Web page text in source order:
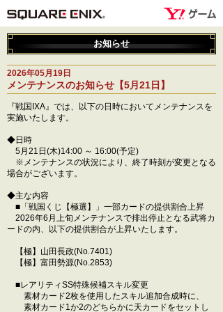
お知らせ
2026年05月19日
メンテナンスのお知らせ【5月21日】
『戦国IXA』では、以下の日時においてメンテナンスを
実施いたします。
◆日時
5月21日(木)14:00 ～ 16:00(予定)
※メンテナンスの状況により、終了時刻が変更となる
場合がございます。
◆主な内容
■「戦国くじ【極選】」一部カードの提供割合上昇
2026年6月上旬メンテナンスで排出停止となる武将カ
ードの内、以下の提供割合が上昇いたします。
【極】山田長政(No.7401)
【極】富田勢源(No.2853)
■レアリティSS特殊候補スキル変更
素材カード2枚を使用したスキル追加合成時に、
素材カード1か2のどちらかに天カードをセットし